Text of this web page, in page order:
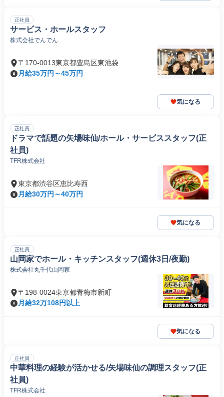
正社員
サービス・ホールスタッフ
株式会社でんでん
〒170-0013東京都豊島区東池袋
月給35万円～45万円
気になる
正社員
ドラマで話題の矢場味仙/ホール・サービススタッフ(正
社員)
TFR株式会社
東京都渋谷区恵比寿西
月給30万円～40万円
気になる
正社員
山岡家でホール・キッチンスタッフ(週休3日/夜勤)
株式会社丸千代山岡家
〒198-0024東京都青梅市新町
月給32万108円以上
気になる
正社員
中華料理の経験が活かせる/矢場味仙の調理スタッフ(正
社員)
TFR株式会社